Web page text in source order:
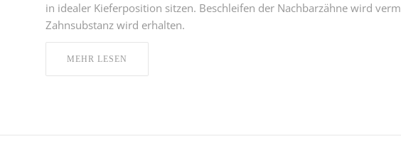
in idealer Kieferposition sitzen. Beschleifen der Nachbarzähne wird
Zahnsubstanz wird erhalten.
MEHR LESEN